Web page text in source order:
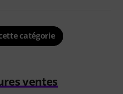
catégorie
ventes